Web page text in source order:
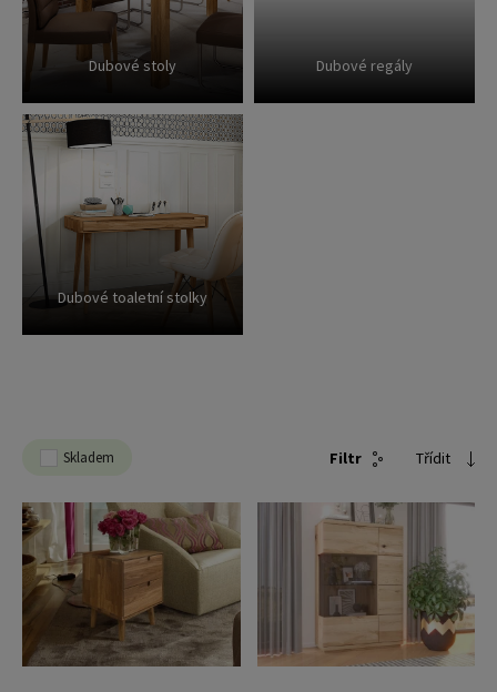
Dubové stoly Dubové regály
Dubové toaletní stolky
Skladem Filtr Třídit